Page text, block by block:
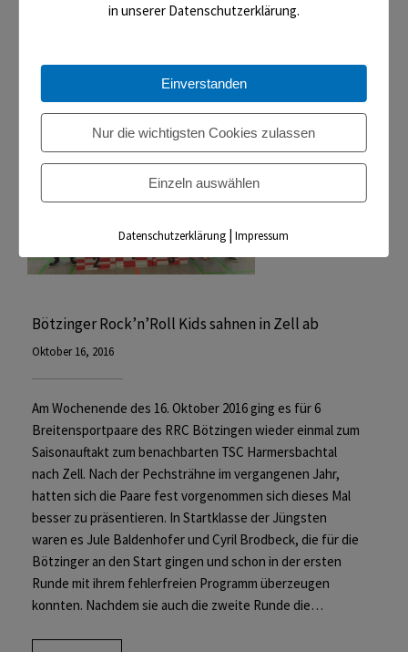
Bötzinger Rock’n’Roll Kids sahnen in Zell ab
Oktober 16, 2016
Am Wochenende des 16. Oktober 2016 ging es für 6
Breitensportpaare des RRC Bötzingen wieder einmal zum
Saisonauftakt zum benachbarten TSC Harmersbachtal
nach Zell. Nach der Pechsträhne im vergangenen Jahr,
hatten sich die Paare fest vorgenommen sich dieses Mal
besser zu präsentieren. In Startklasse der Jüngsten
waren es Jule Baldenhofer und Cyril Brodbeck, die für die
Bötzinger an den Start gingen und schon in der ersten
Runde mit ihrem fehlerfreien Programm überzeugen
konnten. Nachdem sie auch die zweite Runde die…
in unserer Datenschutzerklärung.
Einverstanden
Nur die wichtigsten Cookies zulassen
Einzeln auswählen
Datenschutzerklärung |Impressum